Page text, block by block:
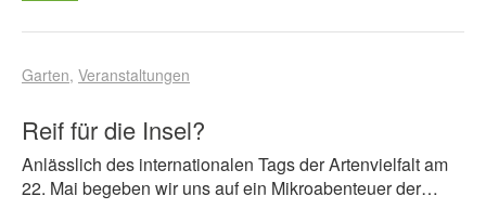
Garten Veranstaltungen
Reif für die Insel?
Anlässlich des internationalen Tags der Artenvielfalt am
22. Mai begeben wir uns auf ein Mikroabenteuer der…